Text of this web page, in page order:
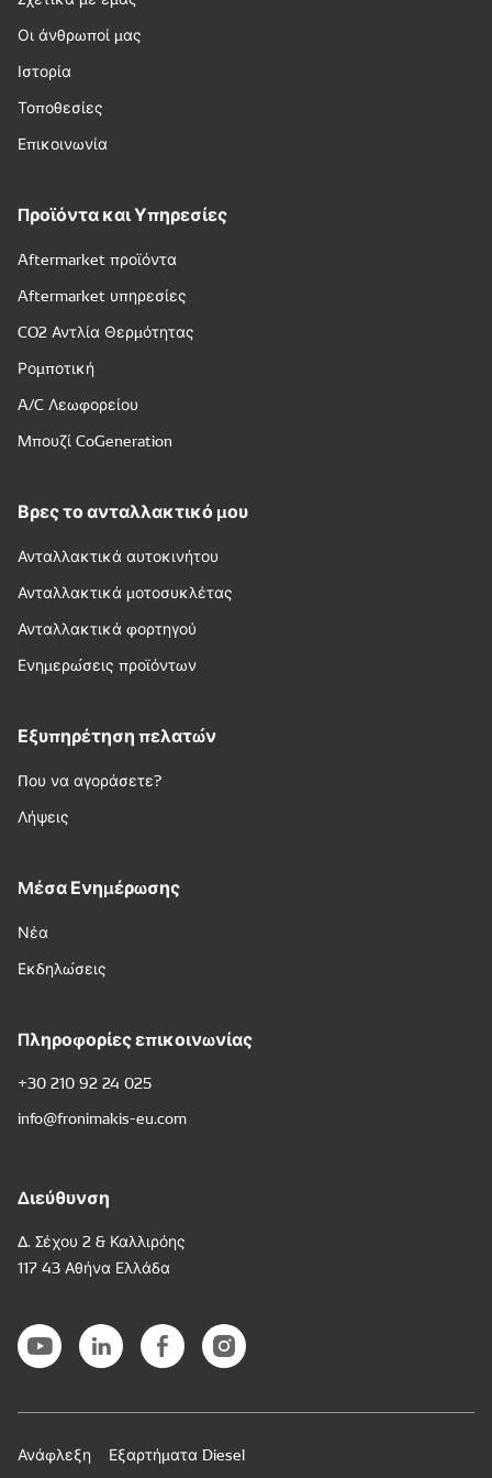
Οι άνθρωποί μας
Ιστορία
Τοποθεσίες
Επικοινωνία
Προϊόντα και Υπηρεσίες
Aftermarket προϊόντα
Aftermarket υπηρεσίες
CO2 Αντλία Θερμότητας
Ρομποτική
A/C Λεωφορείου
Μπουζί CoGeneration
Βρες το ανταλλακτικό μου
Ανταλλακτικά αυτοκινήτου
Ανταλλακτικά μοτοσυκλέτας
Ανταλλακτικά φορτηγού
Ενημερώσεις προϊόντων
Εξυπηρέτηση πελατών
Που να αγοράσετε?
Λήψεις
Μέσα Ενημέρωσης
Νέα
Εκδηλώσεις
Πληροφορίες επικοινωνίας
+30 210 92 24 025
info@fronimakis-eu.com
Διεύθυνση
Δ. Σέχου 2 & Καλλιρόης
117 43 Αθήνα Ελλάδα
Ανάφλεξη Εξαρτήματα Diesel